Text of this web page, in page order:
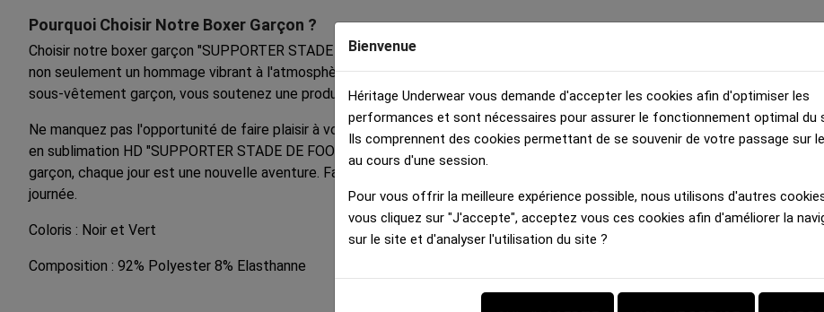
Pourquoi Choisir Notre Boxer Garçon ?
Choisir notre boxer garçon "SUPPORTER STADE DE FOOTBALL" c'est offrir à votre enfant un sous-vêtement qui allie à la
non seulement un hommage vibrant à l'atmosphère des grands matchs de football, mais aussi un produit de haute qualité,
sous-vêtement garçon, vous soutenez une production locale et responsable, tout en offrant le meilleur à votre enfant.
Ne manquez pas l'opportunité de faire plaisir à votre enfant avec un sous-vêtement garçon qui allie style, confort et qualité.
en sublimation HD "SUPPORTER STADE DE FOOTBALL" et rejoignez les nombreux parents qui ont fait le choix d'une
garçon, chaque jour est une nouvelle aventure. Faites le bon choix pour votre enfant et laissez-le porter un sous-vêtement
journée.
Coloris : Noir et Vert
Composition : 92% Polyester 8% Elasthanne
Bienvenue
Héritage Underwear vous demande d'accepter les cookies afin d'optimiser les
performances et sont nécessaires pour assurer le fonctionnement optimal du
Ils comprennent des cookies permettant de se souvenir de votre passage sur
au cours d'une session.
Pour vous offrir la meilleure expérience possible, nous utilisons d'autres
vous cliquez sur "J'accepte", acceptez vous ces cookies afin d'améliorer la
sur le site et d'analyser l'utilisation du site ?